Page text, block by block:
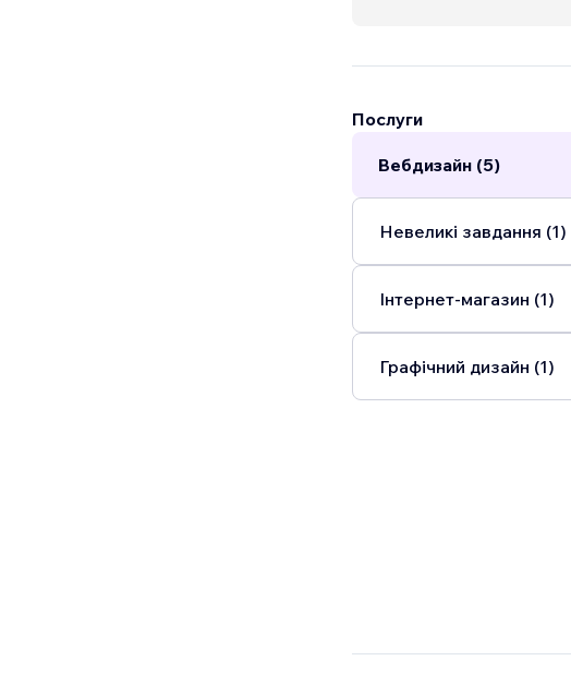
Послуги
Вебдизайн (5)
Невеликі завдання (1)
Інтернет-магазин (1)
Графічний дизайн (1)